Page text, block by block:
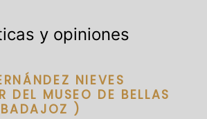
y opiniones
NIEVES
DEL MUSEO DE BELLAS
)